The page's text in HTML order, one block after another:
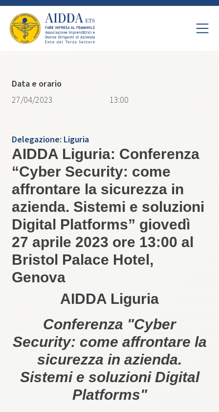
Delegazione: Liguria
AIDDA Liguria: Conferenza
“Cyber Security: come
affrontare la sicurezza in
azienda. Sistemi e soluzioni
Digital Platforms” giovedì
27 aprile 2023 ore 13:00 al
Bristol Palace Hotel,
Genova
AIDDA Liguria
Conferenza "Cyber
Security: come affrontare la
sicurezza in azienda.
Sistemi e soluzioni Digital
Platforms"
Data e orario
27/04/2023
13:00